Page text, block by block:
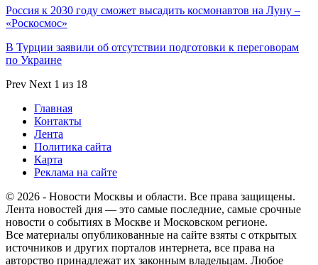
Россия к 2030 году сможет высадить космонавтов на Луну –
«Роскосмос»
В Турции заявили об отсутствии подготовки к переговорам
по Украине
Prev Next 1 из 18
Главная
Контакты
Лента
Политика сайта
Карта
Реклама на сайте
© 2026 - Новости Москвы и области. Все права защищены.
Лента новостей дня — это самые последние, самые срочные
новости о событиях в Москве и Московском регионе.
Все материалы опубликованные на сайте взяты с открытых
источников и других порталов интернета, все права на
авторство принадлежат их законным владельцам. Любое